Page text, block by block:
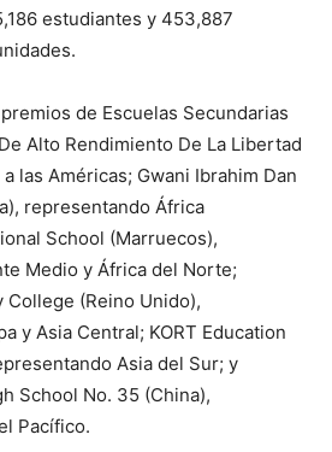
estudiantes y 453,887
de Escuelas Secundarias
Alto Rendimiento De La Libertad
las Américas; Gwani Ibrahim Dan
representando África
School (Marruecos),
Medio y África del Norte;
(Reino Unido),
y Asia Central; KORT Education
Asia del Sur; y
School No. 35 (China),
Pacífico.